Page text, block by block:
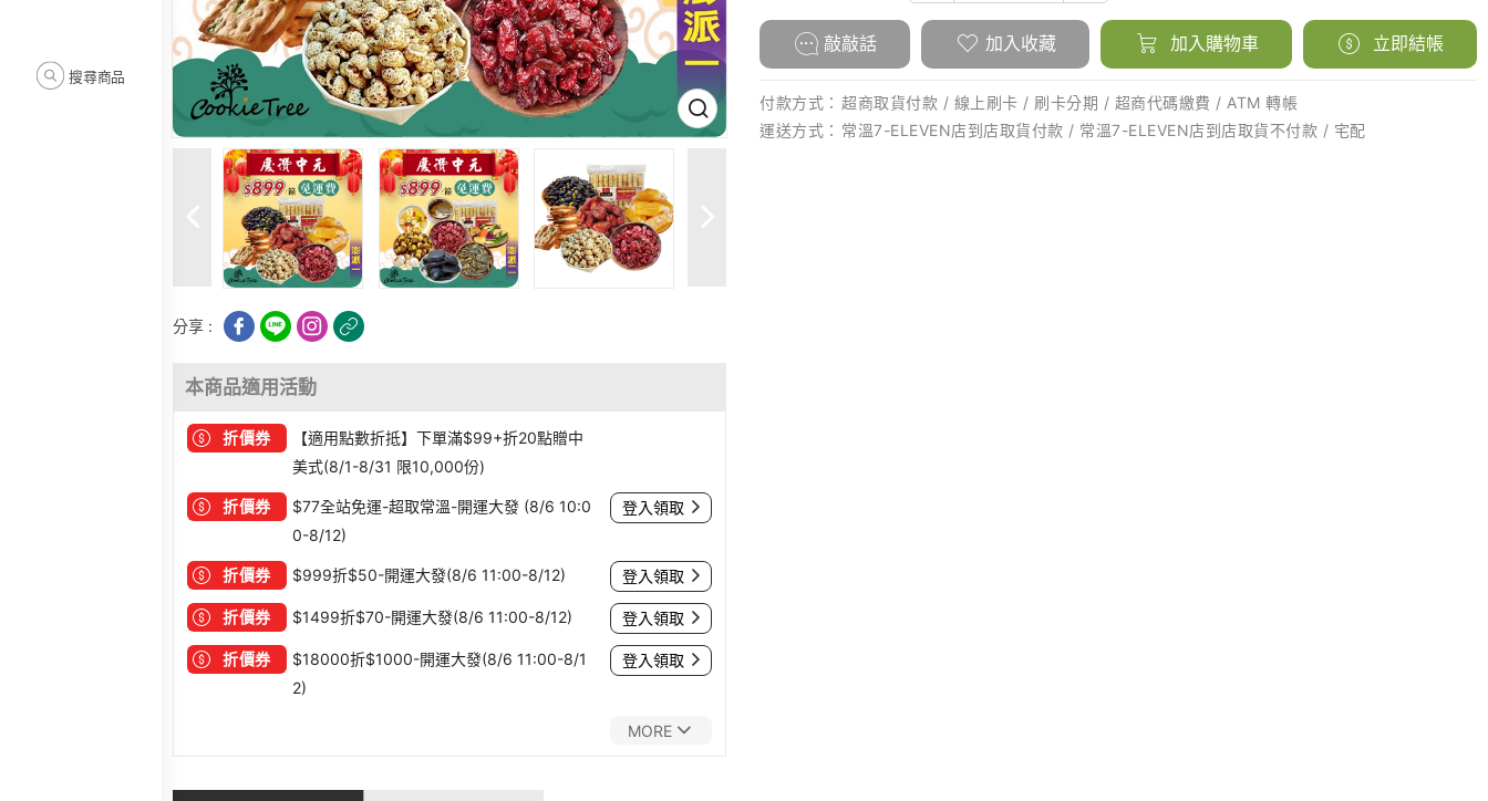
搜尋商品
分享 :
本商品適用活動
折價券
【適用點數折抵】下單滿$99+折20點贈中
美式(8/1-8/31 限10,000份)
折價券
$77全站免運-超取常溫-開運大發 (8/6 10:0
0-8/12)
登入領取
折價券 $999折$50-開運大發(8/6 11:00-8/12) 登入領取
折價券 $1499折$70-開運大發(8/6 11:00-8/12) 登入領取
折價券
$18000折$1000-開運大發(8/6 11:00-8/1
2)
登入領取
MORE
敲敲話 加入收藏 加入購物車 立即結帳
付款方式： 超商取貨付款 / 線上刷卡 / 刷卡分期 / 超商代碼繳費 / ATM 轉帳
運送方式： 常溫7-ELEVEN店到店取貨付款 / 常溫7-ELEVEN店到店取貨不付款 / 宅配